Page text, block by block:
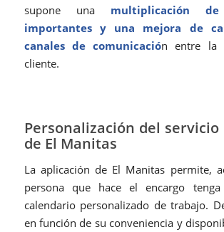
supone una multiplicación
importantes y una mejora de
canales de comunicación entre la
cliente.
Personalización del servicio
de El Manitas
La aplicación de El Manitas permite,
persona que hace el encargo
calendario personalizado de trabajo.
en función de su conveniencia y